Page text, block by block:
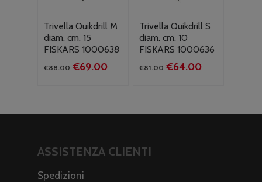
Trivella Quikdrill M
diam. cm. 15
FISKARS 1000638
€88.00 Il
€88.00.
€69.00Il
€69.00.
Trivella Quikdrill S
diam. cm. 10
FISKARS 1000636
€81.00 Il
€81.00.
€64.00Il
€64.00.
ASSISTENZA CLIENTI
Spedizioni